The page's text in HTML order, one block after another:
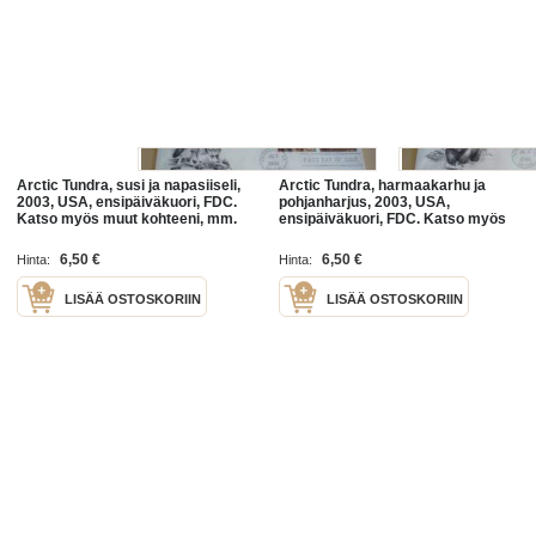
Arctic Tundra, susi ja napasiiseli,
2003, USA, ensipäiväkuori, FDC.
Katso myös muut kohteeni, mm.
ensipäiväkuorta
Hinta: 6,50 €
LISÄÄ OSTOSKORIIN
Arctic Tundra, harmaakarhu ja
pohjanharjus, 2003, USA,
ensipäiväkuori, FDC. Katso myös
erilaista amerikkalaista
ensipäiväkuorta
Hinta: 6,50 €
LISÄÄ OSTOSKORIIN